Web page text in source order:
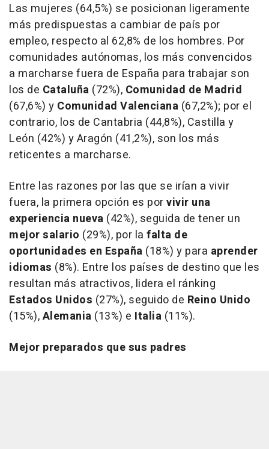
Las mujeres (64,5%) se posicionan ligeramente
más predispuestas a cambiar de país por
empleo, respecto al 62,8% de los hombres. Por
comunidades autónomas, los más convencidos
a marcharse fuera de España para trabajar son
los de Cataluña (72%), Comunidad de Madrid
(67,6%) y Comunidad Valenciana (67,2%); por el
contrario, los de Cantabria (44,8%), Castilla y
León (42%) y Aragón (41,2%), son los más
reticentes a marcharse.
Entre las razones por las que se irían a vivir
fuera, la primera opción es porvivir una
experiencia nueva (42%), seguida de tener un
mejor salario (29%), por la falta de
oportunidades en España (18%) y para aprender
idiomas (8%). Entre los países de destino que les
resultan más atractivos, lidera el ránking
Estados Unidos (27%), seguido de Reino Unido
(15%),Alemania (13%) e Italia (11%).
Mejor preparados que sus padres